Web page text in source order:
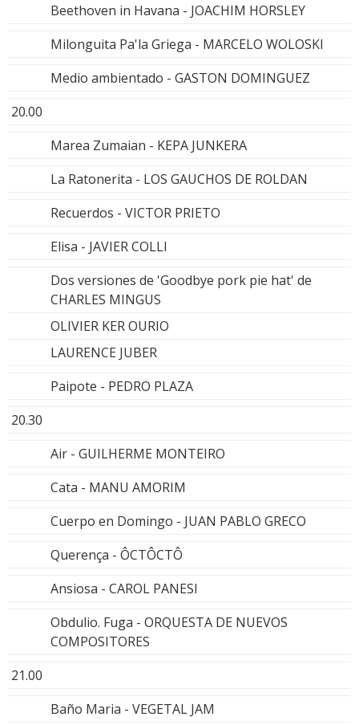
Beethoven in Havana - JOACHIM HORSLEY
Milonguita Pa'la Griega - MARCELO WOLOSKI
Medio ambientado - GASTON DOMINGUEZ
20.00
Marea Zumaian - KEPA JUNKERA
La Ratonerita - LOS GAUCHOS DE ROLDAN
Recuerdos - VICTOR PRIETO
Elisa - JAVIER COLLI
Dos versiones de 'Goodbye pork pie hat' de
CHARLES MINGUS
OLIVIER KER OURIO
LAURENCE JUBER
Paipote - PEDRO PLAZA
20.30
Air - GUILHERME MONTEIRO
Cata - MANU AMORIM
Cuerpo en Domingo - JUAN PABLO GRECO
Querença - ÔCTÔCTÔ
Ansiosa - CAROL PANESI
Obdulio. Fuga - ORQUESTA DE NUEVOS
COMPOSITORES
21.00
Baño Maria - VEGETAL JAM